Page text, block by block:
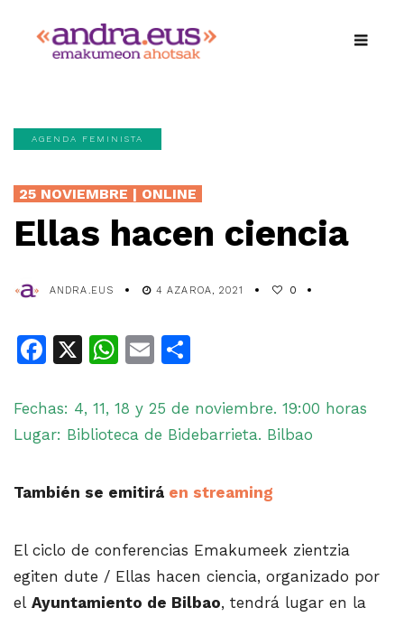
AGENDA FEMINISTA
25 NOVIEMBRE | ONLINE
Ellas hacen ciencia
ANDRA.EUS 4 AZAROA, 2021 0
Facebook
X WhatsApp
Email
Fechas: 4, 11, 18 y 25 de noviembre. 19:00 horas
Lugar: Biblioteca de Bidebarrieta. Bilbao
También se emitirá en streaming
El ciclo de conferencias Emakumeek zientzia
egiten dute / Ellas hacen ciencia, organizado por
el Ayuntamiento de Bilbao, tendrá lugar en la